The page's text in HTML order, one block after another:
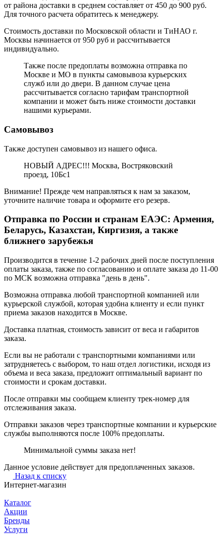
от района доставки в среднем составляет от 450 до 900 руб.
Для точного расчета обратитесь к менеджеру.
Стоимость доставки по Московской области и ТиНАО г.
Москвы начинается от 950 руб и рассчитывается
индивидуально.
Также после предоплаты возможна отправка по
Москве и МО в пункты самовывоза курьерских
служб или до двери. В данном случае цена
рассчитывается согласно тарифам транспортной
компании и может быть ниже стоимости доставки
нашими курьерами.
Самовывоз
Также доступен самовывоз из нашего офиса.
НОВЫЙ АДРЕС!!! Москва, Востряковский
проезд, 10Бс1
Внимание! Прежде чем направляться к нам за заказом,
уточните наличие товара и оформите его резерв.
Отправка по России и странам ЕАЭС: Армения,
Беларусь, Казахстан, Киргизия, а также
ближнего зарубежья
Производится в течение 1-2 рабочих дней после поступления
оплаты заказа, также по согласованию и оплате заказа до 11-00
по МСК возможна отправка "день в день".
Возможна отправка любой транспортной компанией или
курьерской службой, которая удобна клиенту и если пункт
приема заказов находится в Москве.
Доставка платная, стоимость зависит от веса и габаритов
заказа.
Если вы не работали с транспортными компаниями или
затрудняетесь с выбором, то наш отдел логистики, исходя из
объема и веса заказа, предложит оптимальный вариант по
стоимости и срокам доставки.
После отправки мы сообщаем клиенту трек-номер для
отслеживания заказа.
Отправки заказов через транспортные компании и курьерские
службы выполняются после 100% предоплаты.
Минимальной суммы заказа нет!
Данное условие действует для предоплаченных заказов.
Назад к списку
Интернет-магазин
Каталог
Акции
Бренды
Услуги